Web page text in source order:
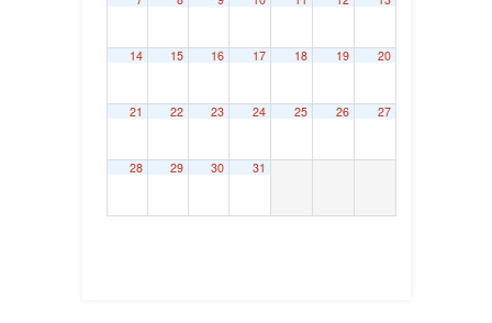
14 15 16 17 18 19 20
21 22 23 24 25 26 27
28 29 30 31